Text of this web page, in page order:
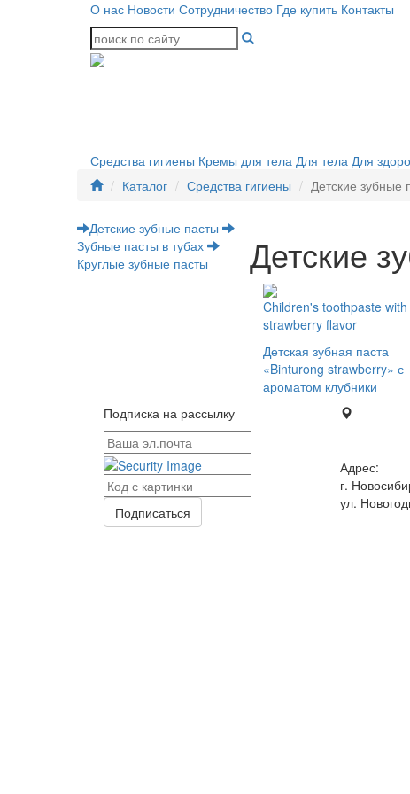
О нас Новости Сотрудничество Где купить Контакты
Средства гигиены Кремы для тела Для тела Для
Каталог
Средства гигиены Детские зубные
Детские зубные пасты
Зубные пасты в тубах
Круглые зубные пасты
Детские
Children's toothpaste with
strawberry flavor
Детская зубная паста
«Binturong strawberry» с
ароматом клубники
Подписка на рассылку
Адрес:
г.
ул.